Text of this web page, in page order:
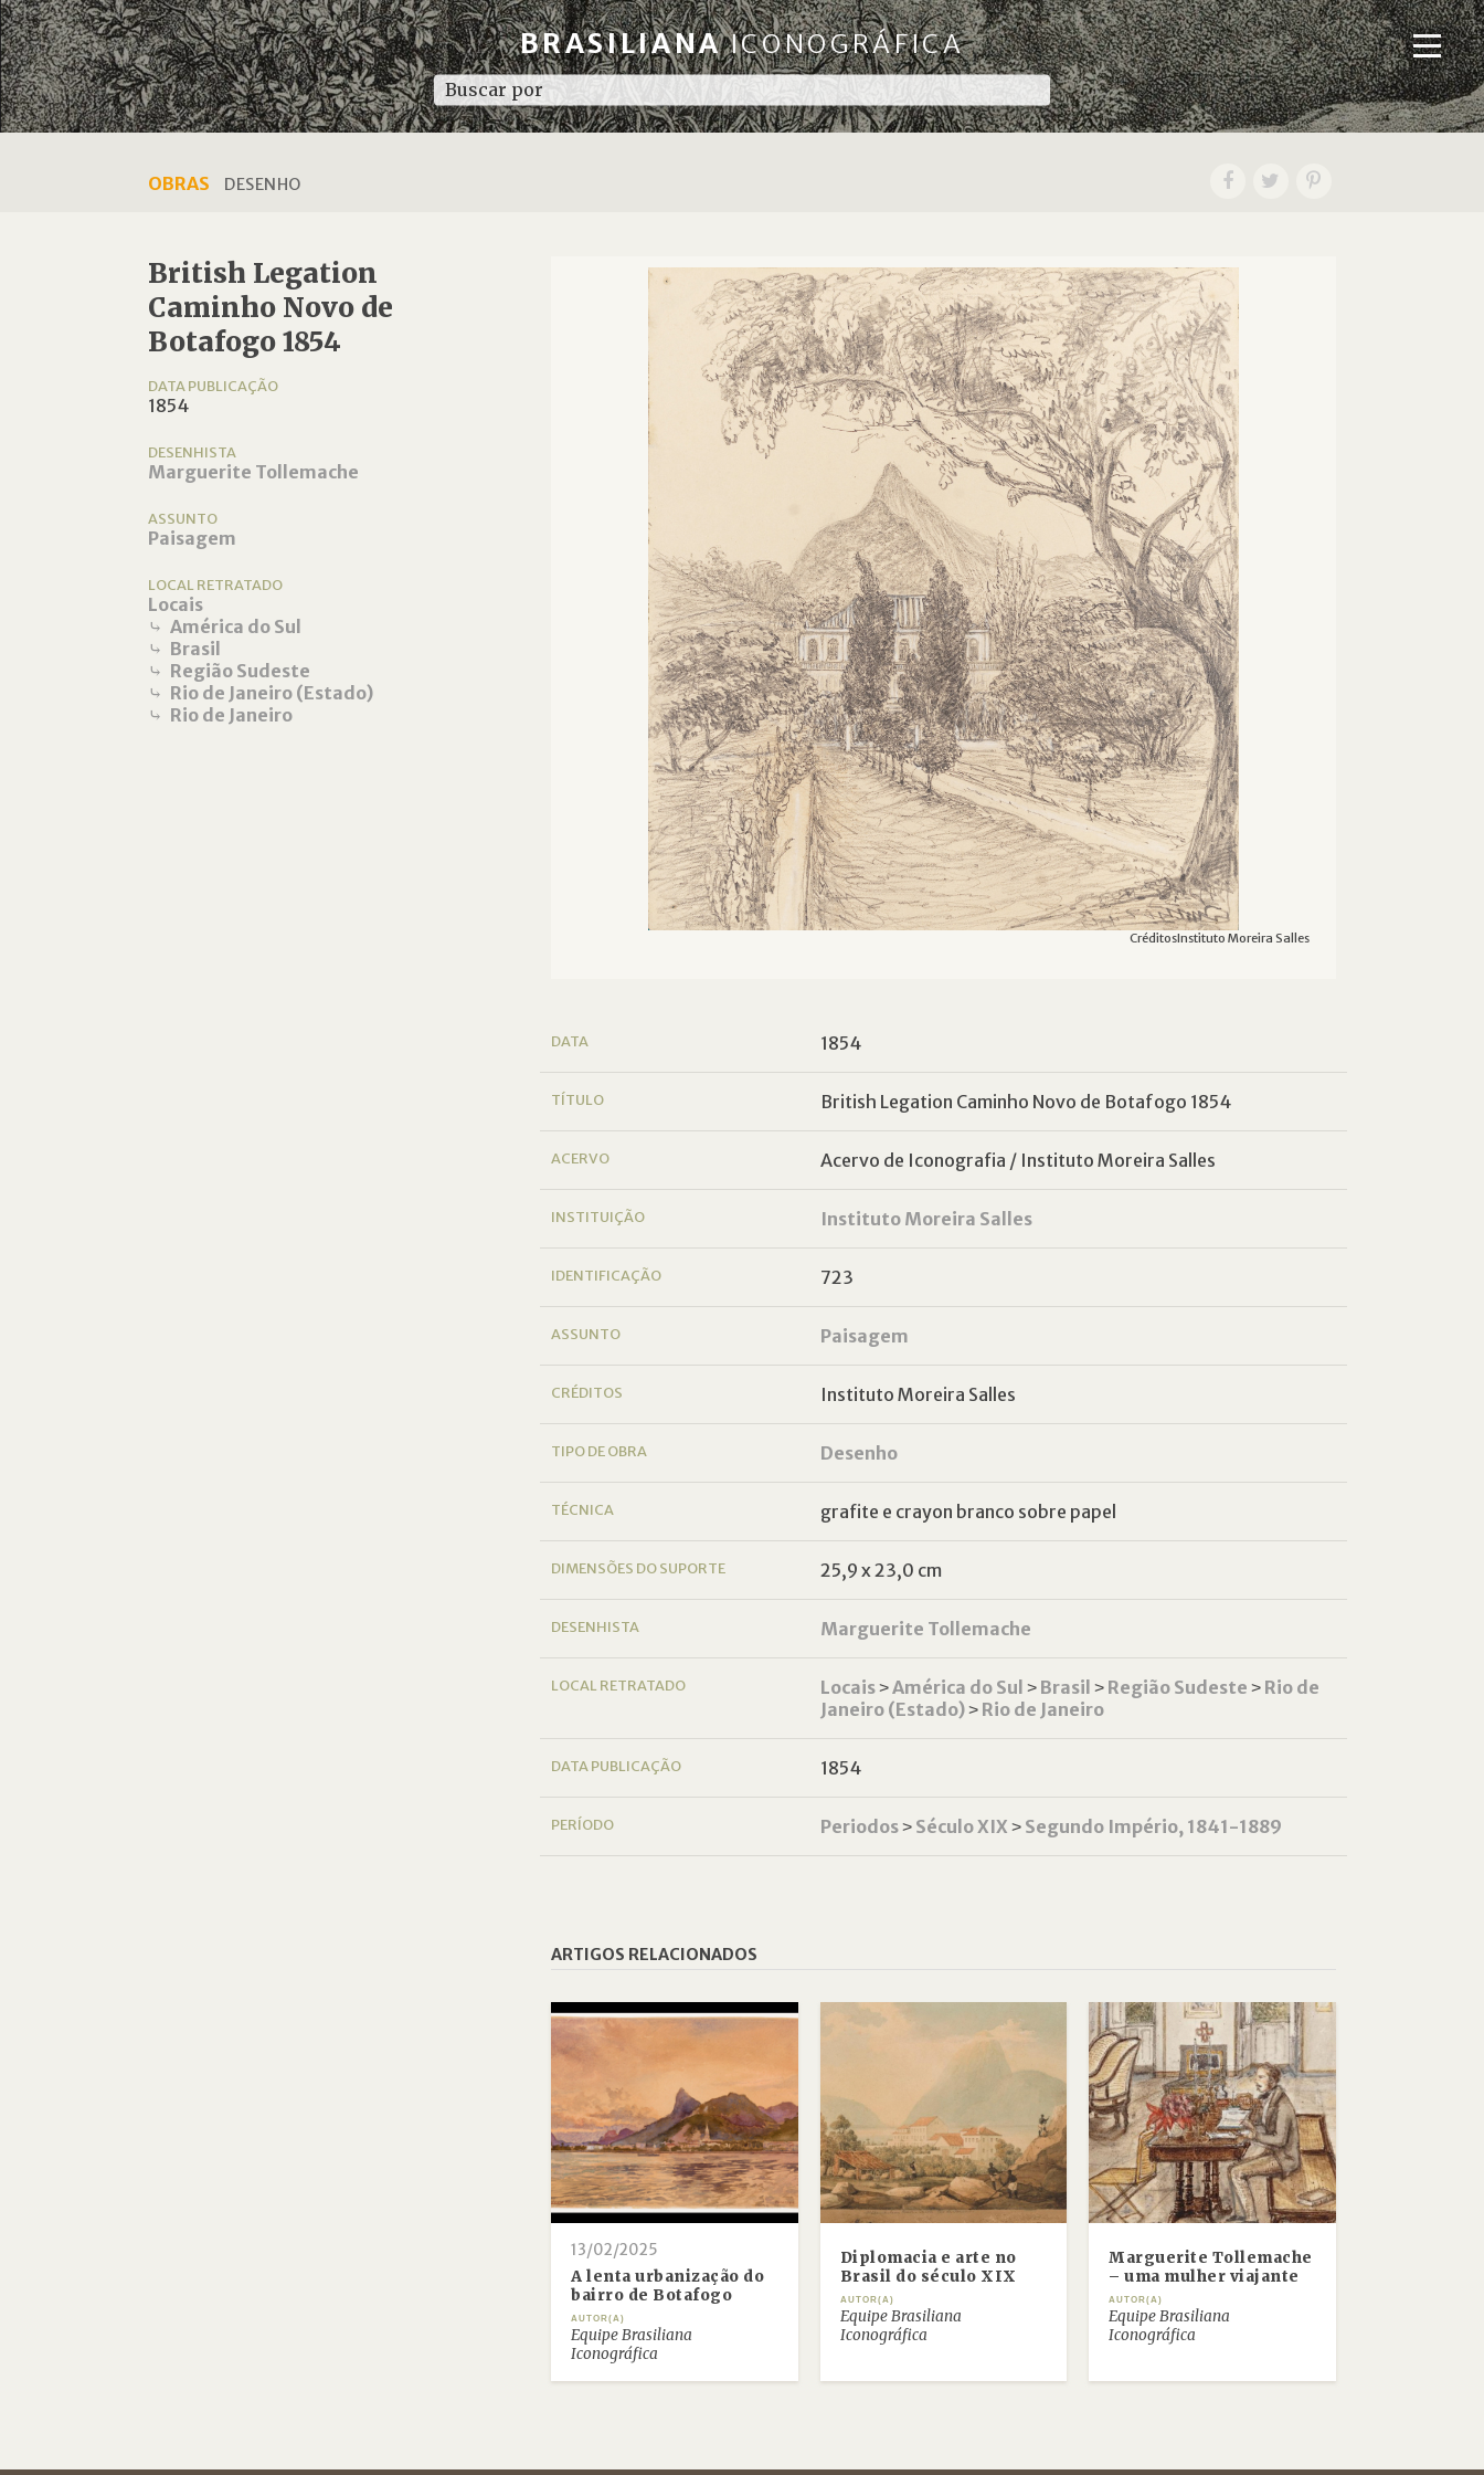
BRASILIANAICONOGRÁFICA
OBRAS DESENHO
British Legation
Caminho Novo de
Botafogo 1854
DATA PUBLICAÇÃO
1854
DESENHISTA
Marguerite Tollemache
ASSUNTO
Paisagem
LOCAL RETRATADO
Locais
⤷ América do Sul
⤷ Brasil
⤷ Região Sudeste
⤷ Rio de Janeiro (Estado)
⤷ Rio de Janeiro
CréditosInstituto Moreira Salles
DATA 1854
TÍTULO British Legation Caminho Novo de Botafogo 1854
ACERVO Acervo de Iconografia / Instituto Moreira Salles
INSTITUIÇÃO Instituto Moreira Salles
IDENTIFICAÇÃO 723
ASSUNTO Paisagem
CRÉDITOS Instituto Moreira Salles
TIPO DE OBRA Desenho
TÉCNICA grafite e crayon branco sobre papel
DIMENSÕES DO SUPORTE 25,9 x 23,0 cm
DESENHISTA Marguerite Tollemache
LOCAL RETRATADO Locais˃América do Sul ˃ Brasil ˃ Região Sudeste ˃ Rio de
Janeiro (Estado)˃ Rio de Janeiro
DATA PUBLICAÇÃO 1854
PERÍODO Periodos˃ Século XIX ˃ Segundo Império, 1841-1889
ARTIGOS RELACIONADOS
13/02/2025
A lenta urbanização do
bairro de Botafogo
AUTOR(A)
Equipe Brasiliana
Iconográfica
Diplomacia e arte no
Brasil do século XIX
AUTOR(A)
Equipe Brasiliana
Iconográfica
Marguerite Tollemache
– uma mulher viajante
AUTOR(A)
Equipe Brasiliana
Iconográfica